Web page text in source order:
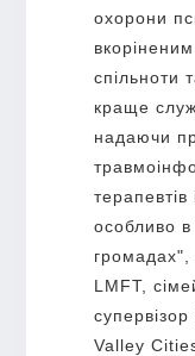
охорони
вкоріненим
спільноти
краще
надаючи
терапевтів
особливо
громадах",
LMFT,
Valley